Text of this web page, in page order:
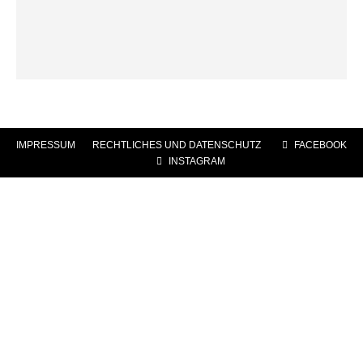
IMPRESSUM RECHTLICHES UND DATENSCHUTZ
FACEBOOK
INSTAGRAM